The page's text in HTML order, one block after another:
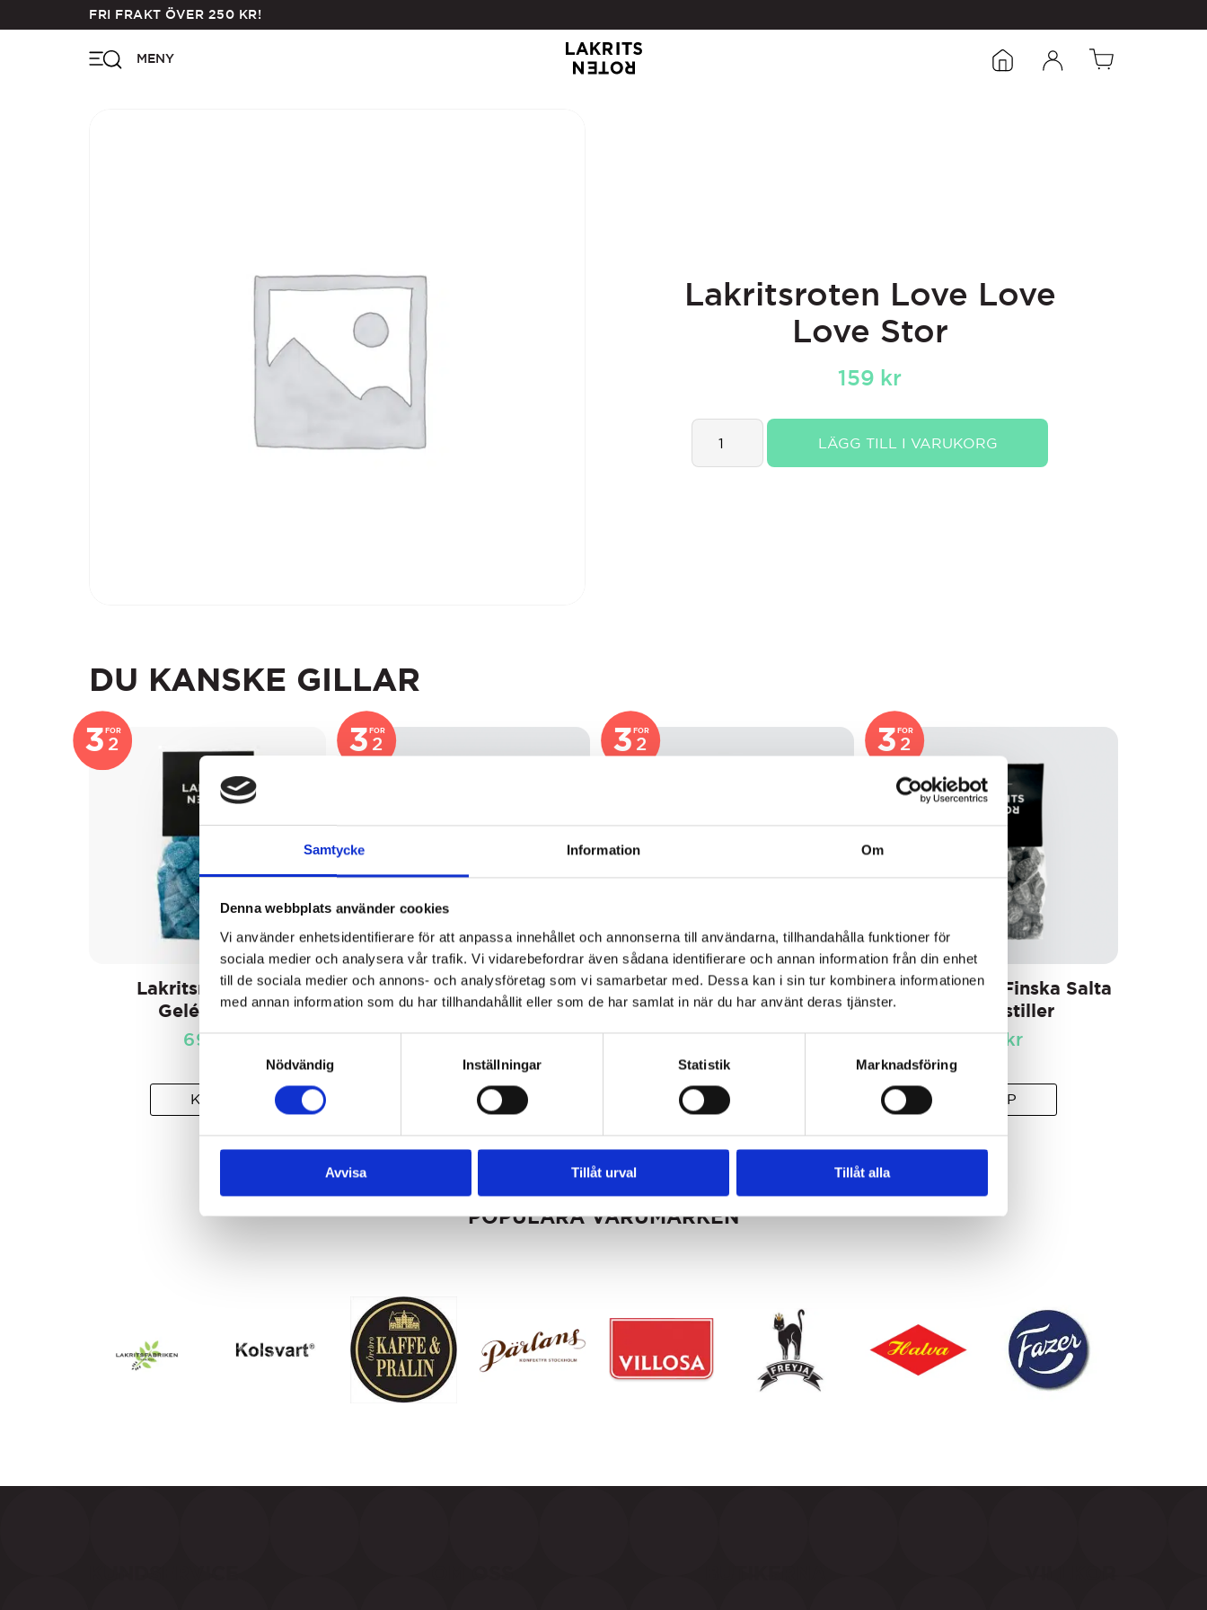
Samtycke Information Om
Denna webbplats använder cookies
Vi använder enhetsidentifierare för att anpassa innehållet och annonserna till användarna, tillhandahålla funktioner för
sociala medier och analysera vår trafik. Vi vidarebefordrar även sådana identifierare och annan information från din enhet
till de sociala medier och annons- och analysföretag som vi samarbetar med. Dessa kan i sin tur kombinera informationen
med annan information som du har tillhandahållit eller som de har samlat in när du har använt deras tjänster.
Samtyckesval
Nödvändig
Inställningar Statistik Marknadsföring
Avvisa Tillåt urval Tillåt alla
FRI FRAKT ÖVER 250 KR!
MENY
Lakritsroten Love Love
Love Stor
159 kr
Lakritsroten
Love
Love
LÄGG TILL I VARUKORG
DU KANSKE GILLAR
3FOR
2
Lakritsroten Blå
Geléknapp
69kr
KÖP
3FOR
2
Lakritsroten Every Crazy
Candy
69kr
KÖP
3FOR
2
Lakritsroten Lakrits &
Chokladfudge
69kr
KÖP
3FOR
2
Lakritsroten Finska Salta
Tjärpastiller
79kr
KÖP
POPULÄRA VARUMÄRKEN